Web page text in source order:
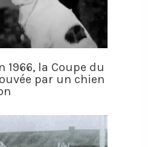
1966, la Coupe du
par un chien